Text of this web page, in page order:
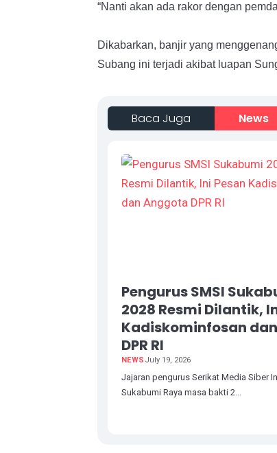
“Nanti akan ada rakor dengan
Dikabarkan, banjir yang
Subang ini terjadi akibat luapan
Baca Juga News
Pengurus SMSI
2028 Resmi Dilantik,
Kadiskominfosan
DPR RI
NEWS July 19, 2026
Jajaran pengurus Serikat Media Siber
Sukabumi Raya masa bakti 2...